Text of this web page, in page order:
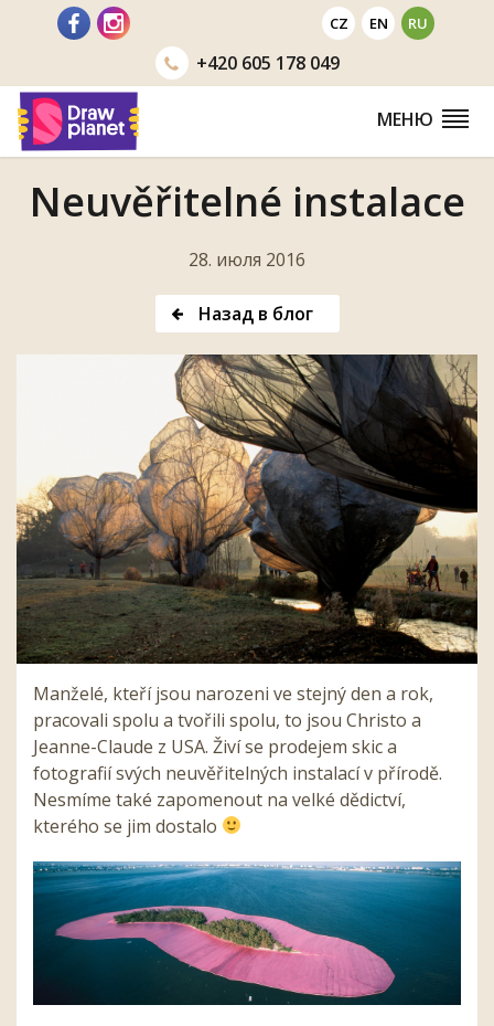
Перейти CZ EN RU
+420605 178 049
МЕНЮ
Neuvěřitelné instalace
28. июля 2016
Назад в блог
Manželé, kteří jsou narozeni ve stejný den a rok,
pracovali spolu a tvořili spolu, to jsou Christo a
Jeanne-Claude z USA. Živí se prodejem skic a
fotografií svých neuvěřitelných instalací v přírodě.
Nesmíme také zapomenout na velké dědictví,
kterého se jim dostalo